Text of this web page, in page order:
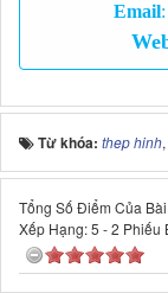
Email:
Từ khóa: thep hinh,
Tổng Số Điểm Của
Xếp Hạng:5 -2 Phiếu